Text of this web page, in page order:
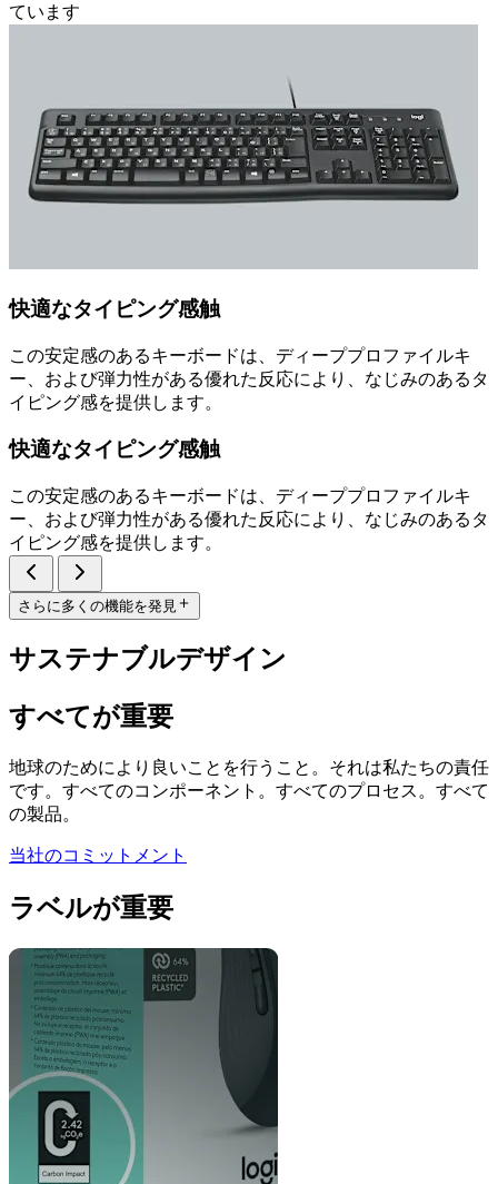
ています
快適なタイピング感触
この安定感のあるキーボードは、ディーププロファイルキ
ー、および弾力性がある優れた反応により、なじみのあるタ
イピング感を提供します。
快適なタイピング感触
この安定感のあるキーボードは、ディーププロファイルキ
ー、および弾力性がある優れた反応により、なじみのあるタ
イピング感を提供します。
さらに多くの機能を発見
サステナブルデザイン
すべてが重要
地球のためにより良いことを行うこと。それは私たちの責任
です。すべてのコンポーネント。すべてのプロセス。すべて
の製品。
当社のコミットメント
ラベルが重要